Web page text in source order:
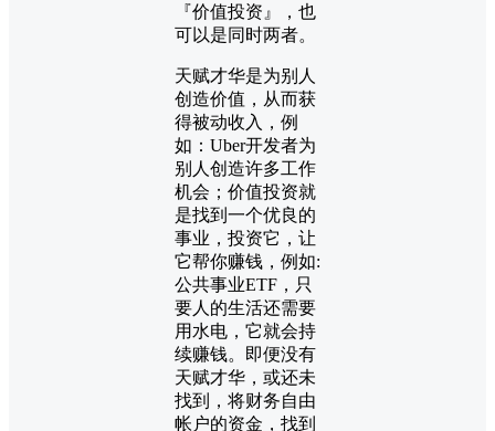
『价值投资』，也
可以是同时两者。
天赋才华是为别人
创造价值，从而获
得被动收入，例
如：Uber开发者为
别人创造许多工作
机会；价值投资就
是找到一个优良的
事业，投资它，让
它帮你赚钱，例如:
公共事业ETF，只
要人的生活还需要
用水电，它就会持
续赚钱。即便没有
天赋才华，或还未
找到，将财务自由
帐户的资金，找到